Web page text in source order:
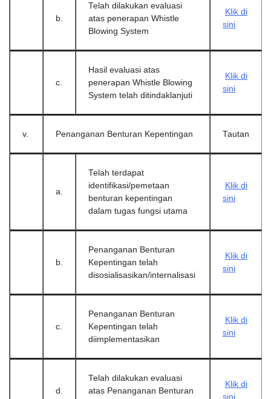
b.
Telah dilakukan evaluasi
atas penerapan Whistle
Blowing System
Klik di
sini
c.
Hasil evaluasi atas
penerapan Whistle Blowing
System telah ditindaklanjuti
Klik di
sini
v. Penanganan Benturan Kepentingan Tautan
a.
Telah terdapat
identifikasi/pemetaan
benturan kepentingan
dalam tugas fungsi utama
Klik di
sini
b.
Penanganan Benturan
Kepentingan telah
disosialisasikan/internalisasi
Klik di
sini
c.
Penanganan Benturan
Kepentingan telah
diimplementasikan
Klik di
sini
d.
Telah dilakukan evaluasi
atas Penanganan Benturan
Klik di
sini